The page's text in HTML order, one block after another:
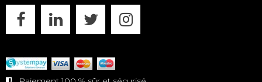
FACEBOOK